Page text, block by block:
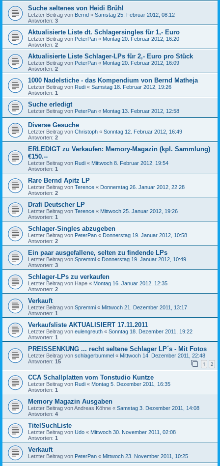
Suche seltenes von Heidi Brühl
Letzter Beitrag von Bernd « Samstag 25. Februar 2012, 08:12
Antworten: 3
Aktualisierte Liste dt. Schlagersingles für 1,- Euro
Letzter Beitrag von PeterPan « Montag 20. Februar 2012, 16:20
Antworten: 2
Aktualisierte Liste Schlager-LPs für 2,- Euro pro Stück
Letzter Beitrag von PeterPan « Montag 20. Februar 2012, 16:09
Antworten: 2
1000 Nadelstiche - das Kompendium von Bernd Matheja
Letzter Beitrag von Rudi « Samstag 18. Februar 2012, 19:26
Antworten: 1
Suche erledigt
Letzter Beitrag von PeterPan « Montag 13. Februar 2012, 12:58
Diverse Gesuche
Letzter Beitrag von Christoph « Sonntag 12. Februar 2012, 16:49
Antworten: 2
ERLEDIGT zu Verkaufen: Memory-Magazin (kpl. Sammlung)
€150.--
Letzter Beitrag von Rudi « Mittwoch 8. Februar 2012, 19:54
Antworten: 1
Rare Bernd Apitz LP
Letzter Beitrag von Terence « Donnerstag 26. Januar 2012, 22:28
Antworten: 2
Drafi Deutscher LP
Letzter Beitrag von Terence « Mittwoch 25. Januar 2012, 19:26
Antworten: 1
Schlager-Singles abzugeben
Letzter Beitrag von PeterPan « Donnerstag 19. Januar 2012, 10:58
Antworten: 2
Ein paar ausgefallene, selten zu findende LPs
Letzter Beitrag von Spremmi « Donnerstag 19. Januar 2012, 10:49
Antworten: 3
Schlager-LPs zu verkaufen
Letzter Beitrag von Hape « Montag 16. Januar 2012, 12:35
Antworten: 2
Verkauft
Letzter Beitrag von Spremmi « Mittwoch 21. Dezember 2011, 13:17
Antworten: 1
Verkaufsliste AKTUALISIERT 17.11.2011
Letzter Beitrag von eulengreuth « Sonntag 18. Dezember 2011, 19:22
Antworten: 1
PREISSENKUNG ... recht seltene Schlager LP´s - Mit Fotos
Letzter Beitrag von schlagerbummel « Mittwoch 14. Dezember 2011, 22:48
Antworten: 15 1 2
CCA Schallplatten vom Tonstudio Kuntze
Letzter Beitrag von Rudi « Montag 5. Dezember 2011, 16:35
Antworten: 1
Memory Magazin Ausgaben
Letzter Beitrag vonAndreas Köhne « Samstag 3. Dezember 2011, 14:08
Antworten: 4
TitelSuchListe
Letzter Beitrag von Udo « Mittwoch 30. November 2011, 02:08
Antworten: 1
Verkauft
Letzter Beitrag von PeterPan « Mittwoch 23. November 2011, 10:25